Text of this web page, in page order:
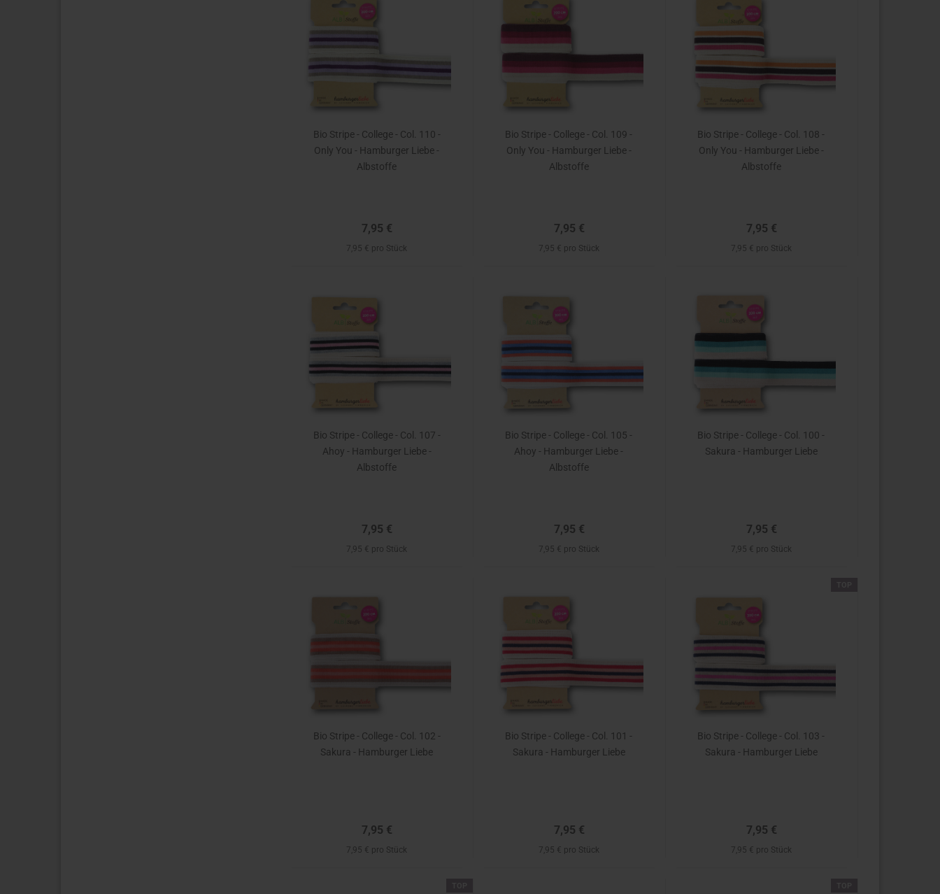
Bio Stripe - College - Col. 110 -
Only You - Hamburger Liebe -
Albstoffe
7,95 €
7,95 € pro Stück
Bio Stripe - College - Col. 109 -
Only You - Hamburger Liebe -
Albstoffe
7,95 €
7,95 € pro Stück
Bio Stripe - College - Col. 108 -
Only You - Hamburger Liebe -
Albstoffe
7,95 €
7,95 € pro Stück
Bio Stripe - College - Col. 107 -
Ahoy - Hamburger Liebe -
Albstoffe
7,95 €
7,95 € pro Stück
Bio Stripe - College - Col. 105 -
Ahoy - Hamburger Liebe -
Albstoffe
7,95 €
7,95 € pro Stück
Bio Stripe - College - Col. 100 -
Sakura - Hamburger Liebe
7,95 €
7,95 € pro Stück
Bio Stripe - College - Col. 102 -
Sakura - Hamburger Liebe
7,95 €
7,95 € pro Stück
Bio Stripe - College - Col. 101 -
Sakura - Hamburger Liebe
7,95 €
7,95 € pro Stück
Bio Stripe - College - Col. 103 -
Sakura - Hamburger Liebe
7,95 €
7,95 € pro Stück